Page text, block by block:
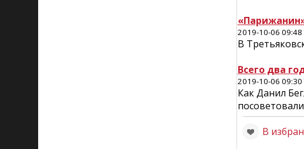
2019-10-06
В
Всего два
2019-10-06 09:30
Как Данил
В